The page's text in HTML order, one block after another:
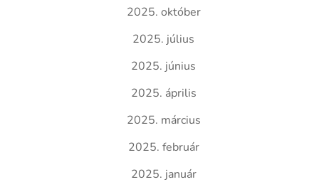
2025. október
2025. július
2025. június
2025. április
2025. március
2025. február
2025. január